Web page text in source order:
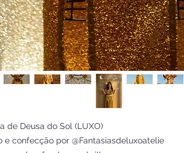
de Deusa do Sol (LUXO)
e confecção por @Fantasiasdeluxoatelie